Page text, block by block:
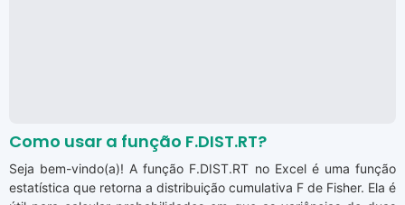
Como usar a função F.DIST.RT?
Seja bem-vindo(a)! A função F.DIST.RT no Excel é uma função
estatística que retorna a distribuição cumulativa F de Fisher. Ela é